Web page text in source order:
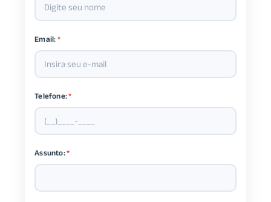
Email:*
Telefone:*
Assunto:*